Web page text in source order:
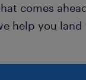
comes
help you